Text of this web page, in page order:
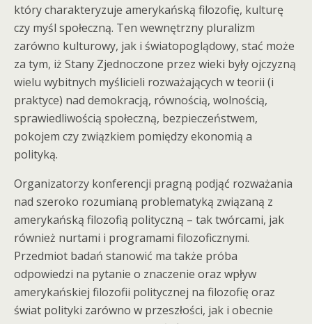
który charakteryzuje amerykańską filozofię, kulturę
czy myśl społeczną. Ten wewnętrzny pluralizm
zarówno kulturowy, jak i światopoglądowy, stać może
za tym, iż Stany Zjednoczone przez wieki były ojczyzną
wielu wybitnych myślicieli rozważających w teorii (i
praktyce) nad demokracją, równością, wolnością,
sprawiedliwością społeczną, bezpieczeństwem,
pokojem czy związkiem pomiędzy ekonomią a
polityką.
Organizatorzy konferencji pragną podjąć rozważania
nad szeroko rozumianą problematyką związaną z
amerykańską filozofią polityczną – tak twórcami, jak
również nurtami i programami filozoficznymi.
Przedmiot badań stanowić ma także próba
odpowiedzi na pytanie o znaczenie oraz wpływ
amerykańskiej filozofii politycznej na filozofię oraz
świat polityki zarówno w przeszłości, jak i obecnie